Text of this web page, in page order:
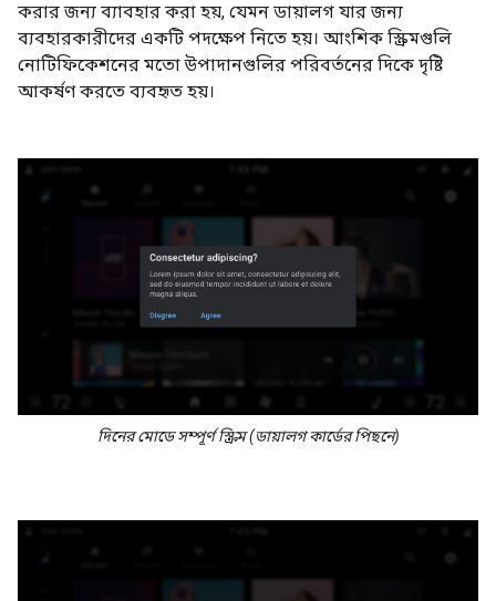
করার জন্য ব্যাবহার করা হয়, যেমন ডায়ালগ যার জন্য
ব্যবহারকারীদের একটি পদক্ষেপ নিতে হয়। আংশিক স্ক্রিমগুলি
নোটিফিকেশনের মতো উপাদানগুলির পরিবর্তনের দিকে দৃষ্টি
আকর্ষণ করতে ব্যবহৃত হয়।
দিনের মোডে সম্পূর্ণ স্ক্রিম (ডায়ালগ কার্ডের পিছনে)